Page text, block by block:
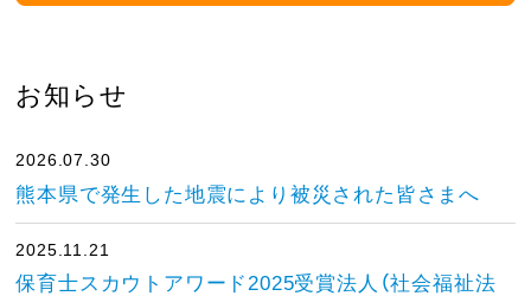
お知らせ
2026.07.30
熊本県で発生した地震により被災された皆さまへ
2025.11.21
保育士スカウトアワード2025受賞法人（社会福祉法